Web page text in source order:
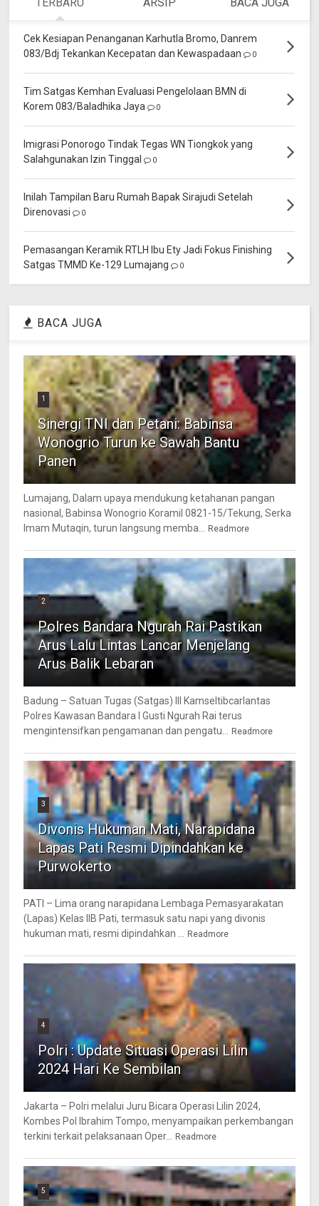
Cek Kesiapan Penanganan Karhutla Bromo, Danrem
083/Bdj Tekankan Kecepatan dan Kewaspadaan
0
Tim Satgas Kemhan Evaluasi Pengelolaan BMN di
Korem 083/Baladhika Jaya
0
Imigrasi Ponorogo Tindak Tegas WN Tiongkok yang
Salahgunakan Izin Tinggal
0
Inilah Tampilan Baru Rumah Bapak Sirajudi Setelah
Direnovasi
0
Pemasangan Keramik RTLH Ibu Ety Jadi Fokus Finishing
Satgas TMMD Ke-129 Lumajang
0
BACA JUGA
1
Sinergi TNI dan Petani: Babinsa
Wonogrio Turun ke Sawah Bantu
Panen
Lumajang, Dalam upaya mendukung ketahanan pangan
nasional, Babinsa Wonogrio Koramil 0821-15/Tekung, Serka
Imam Mutaqin, turun langsung memba...
Readmore
2
Polres Bandara Ngurah Rai Pastikan
Arus Lalu Lintas Lancar Menjelang
Arus Balik Lebaran
Badung – Satuan Tugas (Satgas) III Kamseltibcarlantas
Polres Kawasan Bandara I Gusti Ngurah Rai terus
mengintensifkan pengamanan dan pengatu...
Readmore
3
Divonis Hukuman Mati, Narapidana
Lapas Pati Resmi Dipindahkan ke
Purwokerto
PATI – Lima orang narapidana Lembaga Pemasyarakatan
(Lapas) Kelas IIB Pati, termasuk satu napi yang divonis
hukuman mati, resmi dipindahkan ...
Readmore
4
Polri : Update Situasi Operasi Lilin
2024 Hari Ke Sembilan
Jakarta – Polri melalui Juru Bicara Operasi Lilin 2024,
Kombes Pol Ibrahim Tompo, menyampaikan perkembangan
terkini terkait pelaksanaan Oper...
Readmore
5